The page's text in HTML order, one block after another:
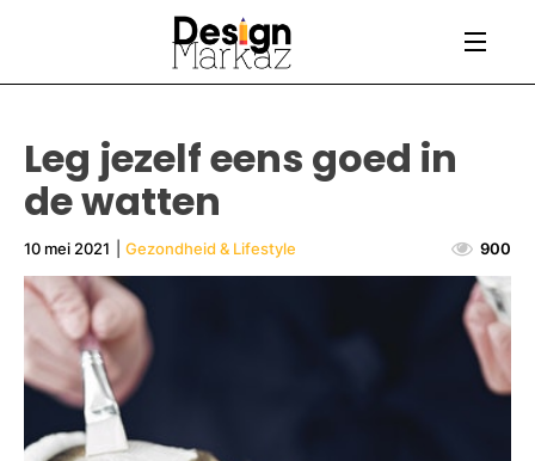
Leg jezelf eens goed in
de watten
10 mei 2021 Gezondheid & Lifestyle 900